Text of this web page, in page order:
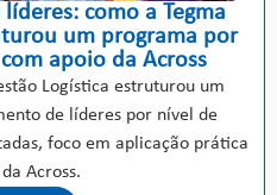
como a Tegma
um programa por
apoio da Across
Logística estruturou um
de líderes por nível de
foco em aplicação prática
Across.